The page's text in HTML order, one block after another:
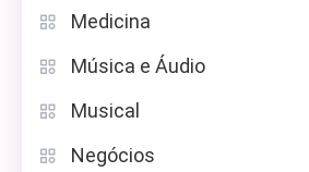
Medicina
Música e Áudio
Musical
Negócios